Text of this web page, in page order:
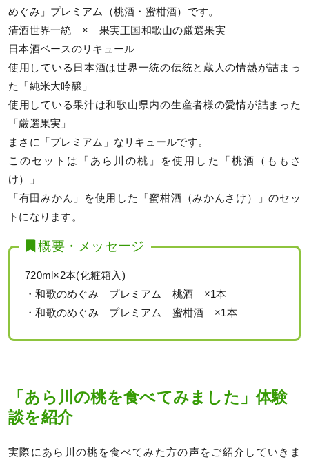
めぐみ」プレミアム（桃酒・蜜柑酒）です。
清酒世界一統 × 果実王国和歌山の厳選果実
日本酒ベースのリキュール
使用している日本酒は世界一統の伝統と蔵人の情熱が詰まっ
た「純米大吟醸」
使用している果汁は和歌山県内の生産者様の愛情が詰まった
「厳選果実」
まさに「プレミアム」なリキュールです。
このセットは「あら川の桃」を使用した「桃酒（ももさ
け）」
「有田みかん」を使用した「蜜柑酒（みかんさけ）」のセッ
トになります。
概要・メッセージ
720ml×2本(化粧箱入)
・和歌のめぐみ プレミアム 桃酒 ×1本
・和歌のめぐみ プレミアム 蜜柑酒 ×1本
「あら川の桃を食べてみました」体験
談を紹介
実際にあら川の桃を食べてみた方の声をご紹介していきま